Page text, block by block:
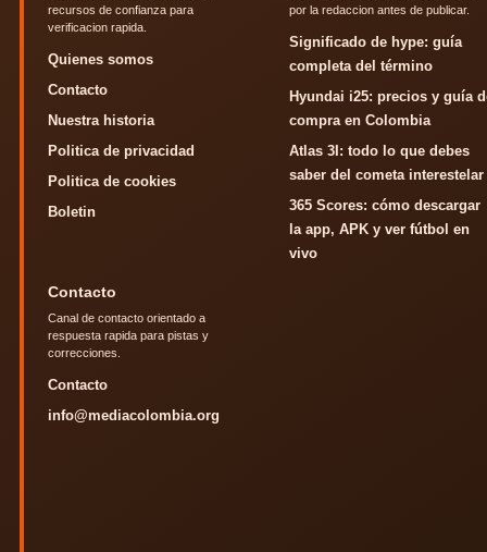
recursos de confianza para
verificacion rapida.
Quienes somos
Contacto
Nuestra historia
Politica de privacidad
Politica de cookies
Boletin
por la redaccion antes de publicar.
Significado de hype: guía
completa del término
Hyundai i25: precios y guía
compra en Colombia
Atlas 3I: todo lo que debes
saber del cometa interestelar
365 Scores: cómo descargar
la app, APK y ver fútbol en
vivo
Contacto
Canal de contacto orientado a
respuesta rapida para pistas y
correcciones.
Contacto
info@mediacolombia.org